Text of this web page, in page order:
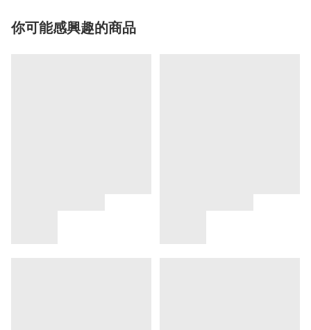
你可能感興趣的商品